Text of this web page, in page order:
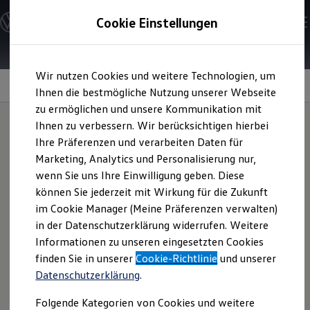
Hauptinhalt
springen
Footer
springen
Modelle und Konfigurator
Konfigurator
Modelle vergleichen
Elektroautos
ENERGY Sondermodelle
Nutzfahrzeuge
SUV und CUV
Familienautos
Kombis
Kompaktwagen
Sportwagen
Schnell verfügbare Fahrzeuge
Angebote und Produkte
Aktuelle Angebote
E-Auto-Förderung
Volkswagen Marktplatz
Die ENERGY Sondermodelle
Junge Gebrauchtwagen und Gebrauchtwagen
Volkswagen Zertifizierte Gebrauchtwagen
Elektromobilität bei Gebrauchtwagen
Saisonangebote
Information
GolfGTIDriving
Experiences 2026
Golf GTIDriving Experiences 2026 sind das richtige
Format für Fans des ikonischen Golf GTI. Auf dem Test- und
Prüfgelände der VolkswagenAG in Ehra-Lessien trifft die
Performancedes Golf GTIEdition 50 auf pure Dynamik.
Freuen Sie sich auf ein professionelles Coaching und
Cookie Einstellungen
Wir nutzen Cookies und weitere Technologien, um
Ihnen die bestmögliche Nutzung unserer Webseite
zu ermöglichen und unsere Kommunikation mit
Ihnen zu verbessern. Wir berücksichtigen hierbei
Ihre Präferenzen und verarbeiten Daten für
Marketing, Analytics und Personalisierung nur,
wenn Sie uns Ihre Einwilligung geben. Diese
können Sie jederzeit mit Wirkung für die Zukunft
im Cookie Manager (Meine Präferenzen verwalten)
in der Datenschutzerklärung widerrufen. Weitere
Informationen zu unseren eingesetzten Cookies
finden Sie in unsererCookie-Richtlinie und unserer
Datenschutzerklärung.
Folgende Kategorien von Cookies und weitere